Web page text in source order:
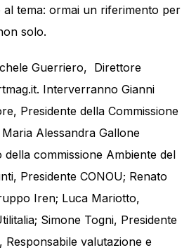
al tema: ormai un riferimento per
solo.
Guerriero, Direttore
Interverranno Gianni
Presidente della Commissione
Alessandra Gallone
commissione Ambiente del
Presidente CONOU; Renato
Iren; Luca Mariotto,
Simone Togni, Presidente
Responsabile valutazione e